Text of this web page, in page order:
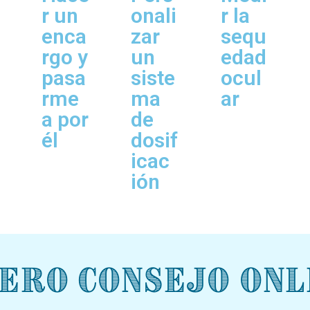
r un
enca
rgo y
pasa
rme
a por
él
onali
zar
un
siste
ma
de
dosif
icac
ión
r la
sequ
edad
ocul
ar
Consejo